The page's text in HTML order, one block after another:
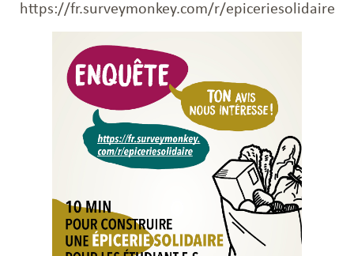
https://fr.surveymonkey.com/r/epiceriesolidaire